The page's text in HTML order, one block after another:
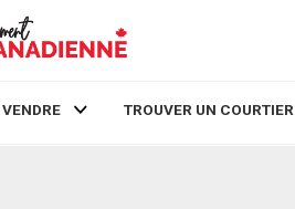
VENDRE TROUVER UN COURTIER